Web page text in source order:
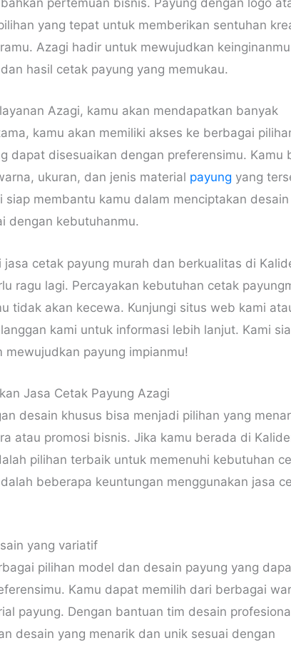
pertemuan bisnis. Payung dengan logo
yang tepat untuk memberikan sentuhan
Azagi hadir untuk mewujudkan
hasil cetak payung yang memukau.
Azagi, kamu akan mendapatkan banyak
kamu akan memiliki akses ke berbagai
dapat disesuaikan dengan preferensimu. Kamu
ukuran, dan jenis material payung yang
siap membantu kamu dalam menciptakan desain
dengan kebutuhanmu.
cetak payung murah dan berkualitas di
ragu lagi. Percayakan kebutuhan cetak
tidak akan kecewa. Kunjungi situs web kami
kami untuk informasi lebih lanjut. Kami
mewujudkan payung impianmu!
Jasa Cetak Payung Azagi
desain khusus bisa menjadi pilihan yang
atau promosi bisnis. Jika kamu berada di
pilihan terbaik untuk memenuhi kebutuhan
beberapa keuntungan menggunakan jasa
yang variatif
pilihan model dan desain payung yang
Kamu dapat memilih dari berbagai
payung. Dengan bantuan tim desain
desain yang menarik dan unik sesuai dengan